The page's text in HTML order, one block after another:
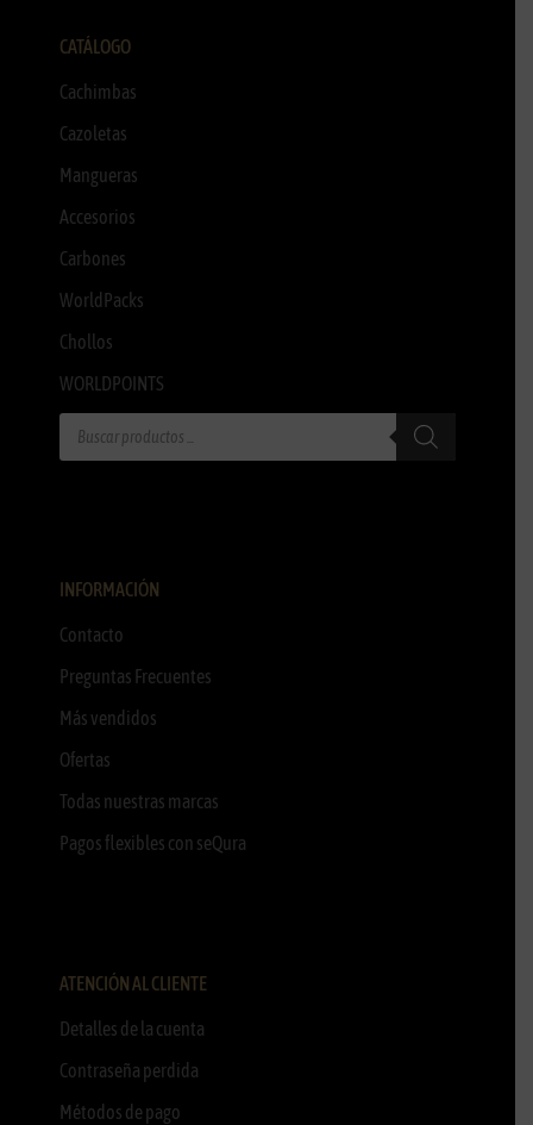
CATÁLOGO
Cachimbas
Cazoletas
Mangueras
Accesorios
Carbones
WorldPacks
Chollos
WORLDPOINTS
INFORMACIÓN
Contacto
Preguntas Frecuentes
Más vendidos
Ofertas
Todas nuestras marcas
Pagos flexibles con seQura
ATENCIÓN AL CLIENTE
Detalles de la cuenta
Contraseña perdida
Métodos de pago